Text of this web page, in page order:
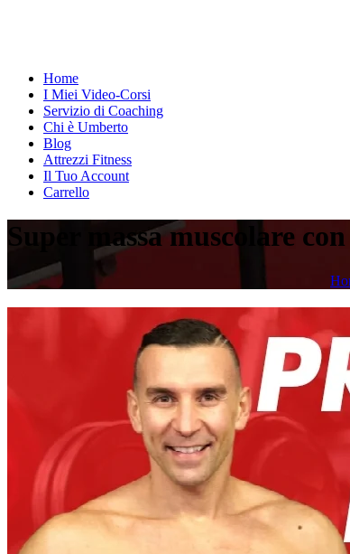
Home
I Miei Video-Corsi
Servizio di Coaching
Chi è Umberto
Blog
Attrezzi Fitness
Il Tuo Account
Carrello
Super massa muscolare